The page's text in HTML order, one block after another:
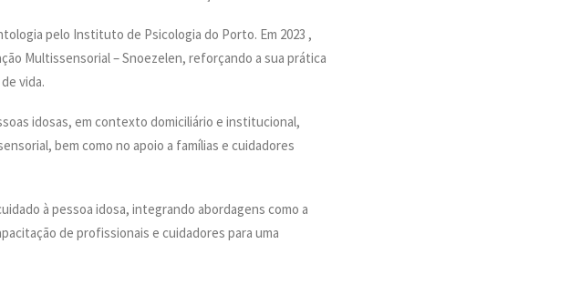
pelo Instituto de Psicologia do Porto. Em 2023 ,
Multissensorial – Snoezelen, reforçando a sua prática
vida.
idosas, em contexto domiciliário e institucional,
bem como no apoio a famílias e cuidadores
à pessoa idosa, integrando abordagens como a
de profissionais e cuidadores para uma